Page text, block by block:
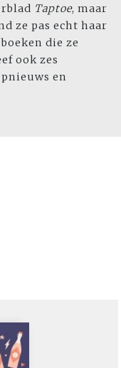
Taptoe, maar
ze pas echt haar
die ze
ook zes
en